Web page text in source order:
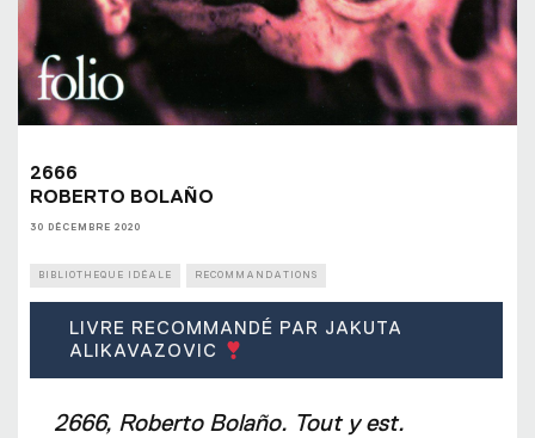
2666
ROBERTO BOLAÑO
30 DÉCEMBRE 2020
BIBLIOTHEQUE IDÉALE RECOMMANDATIONS
LIVRE RECOMMANDÉ PAR JAKUTA
ALIKAVAZOVIC
2666, Roberto Bolaño. Tout y est.